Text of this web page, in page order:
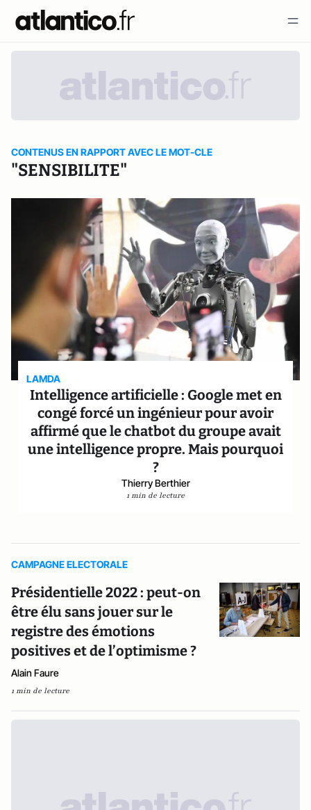
CONTENUS EN RAPPORT AVEC LE MOT-CLE
"SENSIBILITE"
LAMDA
Intelligence artificielle : Google met en
congé forcé un ingénieur pour avoir
affirmé que le chatbot du groupe avait
une intelligence propre. Mais pourquoi
?
Thierry Berthier
1 min de lecture
CAMPAGNE ELECTORALE
Présidentielle 2022 : peut-on
être élu sans jouer sur le
registre des émotions
positives et de l’optimisme ?
Alain Faure
1 min de lecture